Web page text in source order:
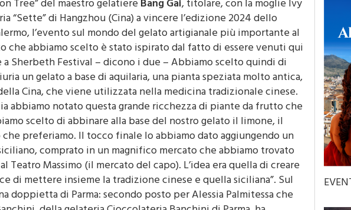
Tree” del maestro gelatiereBang Gai, titolare, con la moglie Ivy
“Sette” di Hangzhou (Cina) a vincere l’edizione 2024 dello
l’evento sul mondo del gelato artigianale più importante al
che abbiamo scelto è stato ispirato dal fatto di essere venuti qui
a Sherbeth Festival – dicono i due – Abbiamo scelto quindi di
un gelato a base di aquilaria, una pianta speziata molto antica,
Cina, che viene utilizzata nella medicina tradizionale cinese.
abbiamo notato questa grande ricchezza di piante da frutto che
scelto di abbinare alla base del nostro gelato il limone, il
preferiamo. Il tocco finale lo abbiamo dato aggiungendo un
comprato in un magnifico mercato che abbiamo trovato
Teatro Massimo (il mercato del capo). L’idea era quella di creare
di mettere insieme la tradizione cinese e quella siciliana”. Sul
doppietta di Parma: secondo posto per Alessia Palmitessa che